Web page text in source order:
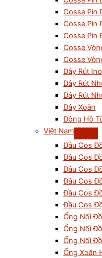
Cosse Pin
Cosse Pin
Cosse Pin
Cosse
Cosse
Dây Rút
Dây Rút
Dây Rút
Dây Xoắn
Đồng Hồ
Việt Nam
Đầu Cos
Đầu Cos
Đầu Cos
Đầu Cos
Đầu Cos
Đầu Cos
Ống Nối
Ống Nối
Ống Nối
Ống Xoắn